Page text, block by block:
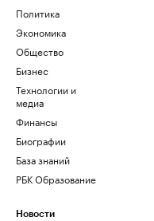
Политика
Экономика
Общество
Бизнес
Технологии и
медиа
Финансы
Биографии
База знаний
РБК Образование
Новости